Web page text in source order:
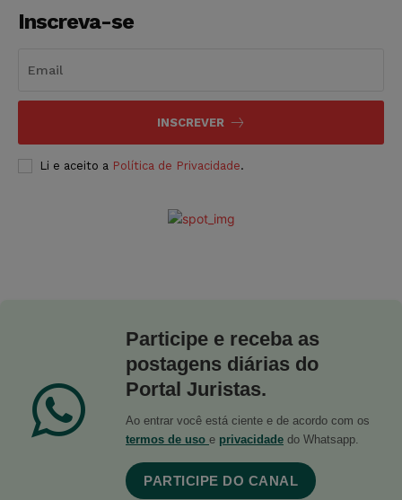
Inscreva-se
INSCREVER
Li e aceito a Política de Privacidade.
Participe e receba as
postagens diárias do
Portal Juristas.
Ao entrar você está ciente e de acordo com os
termos de uso e privacidade do Whatsapp.
PARTICIPE DO CANAL